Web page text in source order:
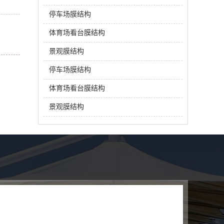
停车场膜结构
体育场看台膜结构
景观膜结构
停车场膜结构
体育场看台膜结构
景观膜结构